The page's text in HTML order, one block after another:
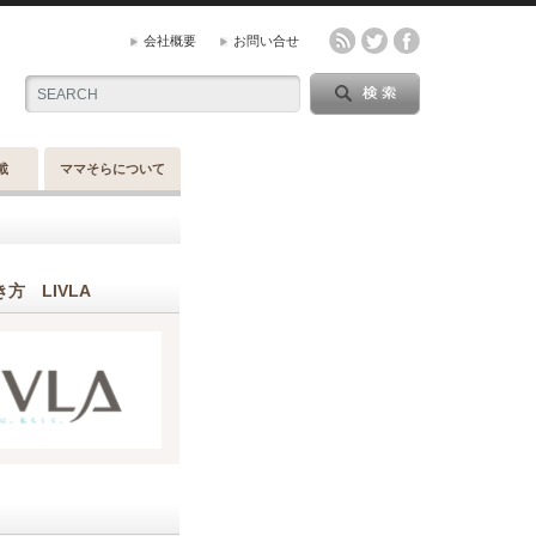
会社概要 お問い合せ
ママそらについて
方 LIVLA